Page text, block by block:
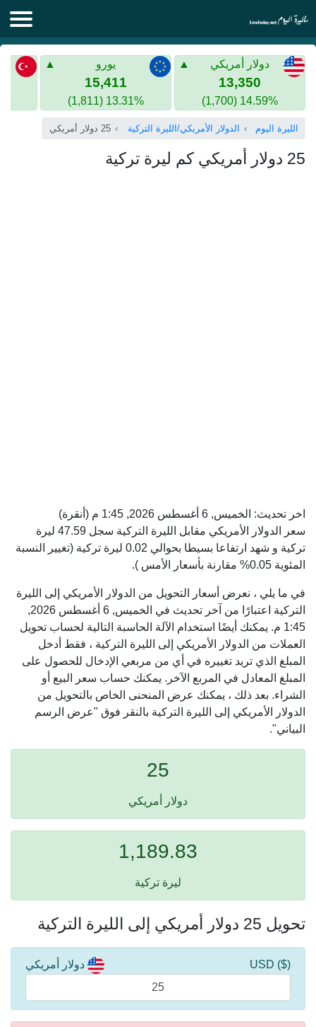
الليرة اليوم
الليرة السورية
الذهب في سوريا
الليرة التركية
الليرة التركية
الذهب في تركيا
اليورو الى الليرة التركية
دولار أمريكي
13,350
14.59% (1,700)
يورو
15,411
13.31% (1,811)
الليرة اليوم الدولار الأمريكي/الليرة التركية 25 دولار أمريكي
25 دولار أمريكي كم ليرة تركية
اخر تحديث: الخميس, 6 أغسطس 2026, 1:45 م
(أنقرة)
سعر الدولار الأمريكي مقابل الليرة التركية سجل 47.59 ليرة
تركية و شهد ارتفاعا بسيطا بحوالي 0.02 ليرة تركية (تغيير النسبة
المئوية 0.05% مقارنة بأسعار الأمس ).
في ما يلي ، نعرض أسعار التحويل من الدولار الأمريكي إلى الليرة
التركية اعتبارًا من آخر تحديث في الخميس, 6 أغسطس 2026,
1:45 م. يمكنك أيضًا استخدام الآلة الحاسبة التالية لحساب تحويل
العملات من الدولار الأمريكي إلى الليرة التركية ، فقط أدخل
المبلغ الذي تريد تغييره في أي من مربعي الإدخال للحصول على
المبلغ المعادل في المربع الآخر. يمكنك حساب سعر البيع أو
الشراء. بعد ذلك ، يمكنك عرض المنحنى الخاص بالتحويل من
الدولار الأمريكي إلى الليرة التركية بالنقر فوق "عرض الرسم
البياني".
25
دولار أمريكي
1,189.83
ليرة تركية
تحويل 25 دولار أمريكي إلى الليرة التركية
دولار أمريكي ($) USD